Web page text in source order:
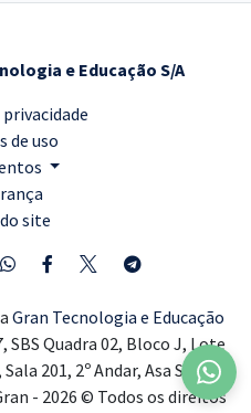
e Educação S/A
de uso
site
Gran Tecnologia e Educação
SBS Quadra 02, Bloco J, Lote
201, 2º Andar, Asa Sul,
- 2026 © Todos os direitos